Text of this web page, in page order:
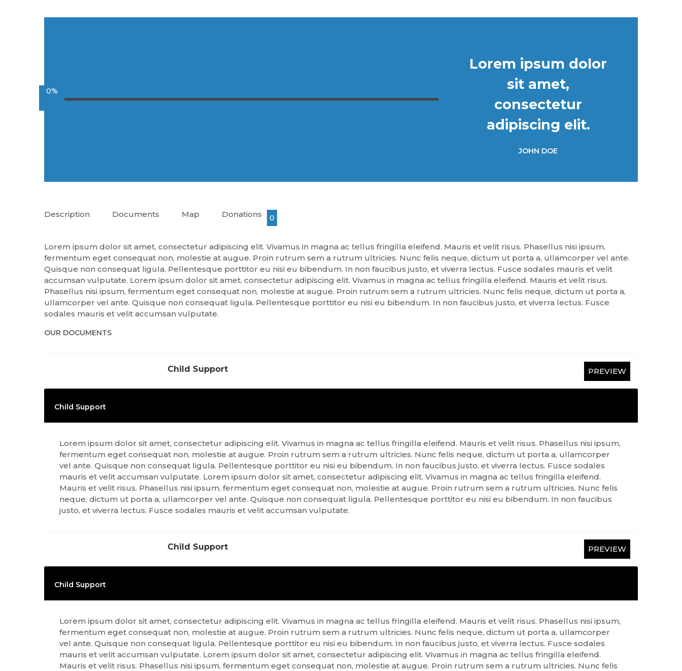
0%
Lorem ipsum dolor
sit amet,
consectetur
adipiscing elit.
JOHN DOE
Description Documents Map Donations 0
Lorem ipsum dolor sit amet, consectetur adipiscing elit. Vivamus in magna ac tellus fringilla eleifend. Mauris et velit risus. Phasellus nisi ipsum,
fermentum eget consequat non, molestie at augue. Proin rutrum sem a rutrum ultricies. Nunc felis neque, dictum ut porta a, ullamcorper vel ante.
Quisque non consequat ligula. Pellentesque porttitor eu nisi eu bibendum. In non faucibus justo, et viverra lectus. Fusce sodales mauris et velit
accumsan vulputate. Lorem ipsum dolor sit amet, consectetur adipiscing elit. Vivamus in magna ac tellus fringilla eleifend. Mauris et velit risus.
Phasellus nisi ipsum, fermentum eget consequat non, molestie at augue. Proin rutrum sem a rutrum ultricies. Nunc felis neque, dictum ut porta a,
ullamcorper vel ante. Quisque non consequat ligula. Pellentesque porttitor eu nisi eu bibendum. In non faucibus justo, et viverra lectus. Fusce
sodales mauris et velit accumsan vulputate.
OUR DOCUMENTS
Child Support PREVIEW
Child Support
Lorem ipsum dolor sit amet, consectetur adipiscing elit. Vivamus in magna ac tellus fringilla eleifend. Mauris et velit risus. Phasellus nisi ipsum,
fermentum eget consequat non, molestie at augue. Proin rutrum sem a rutrum ultricies. Nunc felis neque, dictum ut porta a, ullamcorper
vel ante. Quisque non consequat ligula. Pellentesque porttitor eu nisi eu bibendum. In non faucibus justo, et viverra lectus. Fusce sodales
mauris et velit accumsan vulputate. Lorem ipsum dolor sit amet, consectetur adipiscing elit. Vivamus in magna ac tellus fringilla eleifend.
Mauris et velit risus. Phasellus nisi ipsum, fermentum eget consequat non, molestie at augue. Proin rutrum sem a rutrum ultricies. Nunc felis
neque, dictum ut porta a, ullamcorper vel ante. Quisque non consequat ligula. Pellentesque porttitor eu nisi eu bibendum. In non faucibus
justo, et viverra lectus. Fusce sodales mauris et velit accumsan vulputate.
Child Support PREVIEW
Child Support
Lorem ipsum dolor sit amet, consectetur adipiscing elit. Vivamus in magna ac tellus fringilla eleifend. Mauris et velit risus. Phasellus nisi ipsum,
fermentum eget consequat non, molestie at augue. Proin rutrum sem a rutrum ultricies. Nunc felis neque, dictum ut porta a, ullamcorper
vel ante. Quisque non consequat ligula. Pellentesque porttitor eu nisi eu bibendum. In non faucibus justo, et viverra lectus. Fusce sodales
mauris et velit accumsan vulputate. Lorem ipsum dolor sit amet, consectetur adipiscing elit. Vivamus in magna ac tellus fringilla eleifend.
Mauris et velit risus. Phasellus nisi ipsum, fermentum eget consequat non, molestie at augue. Proin rutrum sem a rutrum ultricies. Nunc felis